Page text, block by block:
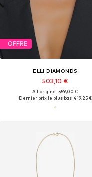
OFFRE
ELLI DIAMONDS
503,10 €
À l'origine : 559,00 €
Dernier prix le plus bas :419,25 €